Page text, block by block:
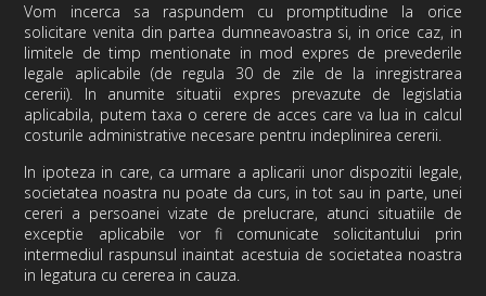
Vom incerca sa raspundem cu promptitudine la orice
solicitare venita din partea dumneavoastra si, in orice caz, in
limitele de timp mentionate in mod expres de prevederile
legale aplicabile (de regula 30 de zile de la inregistrarea
cererii). In anumite situatii expres prevazute de legislatia
aplicabila, putem taxa o cerere de acces care va lua in calcul
costurile administrative necesare pentru indeplinirea cererii.
In ipoteza in care, ca urmare a aplicarii unor dispozitii legale,
societatea noastra nu poate da curs, in tot sau in parte, unei
cereri a persoanei vizate de prelucrare, atunci situatiile de
exceptie aplicabile vor fi comunicate solicitantului prin
intermediul raspunsul inaintat acestuia de societatea noastra
in legatura cu cererea in cauza.